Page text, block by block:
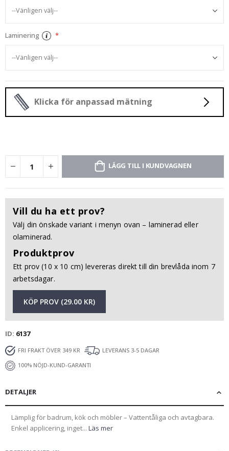
Laminering
Klicka för anpassad mätning
LÄGG TILL I KUNDVAGNEN
Vill du ha ett prov?
Välj din önskade variant i menyn ovan – laminerad eller
olaminerad.
Produktprov
Ett prov (10 x 10 cm) levereras direkt till din brevlåda inom 7
arbetsdagar.
KÖP PROV (29.00 KR)
ID 6137
FRI FRAKT ÖVER 349 KR
LEVERANS 3-5 DAGAR
100% NÖJD-KUND-GARANTI
DETALJER
Lämplig för badrum, kök och möbler – Vattentåliga och avtagbara.
Enkel applicering, inget... Läs mer